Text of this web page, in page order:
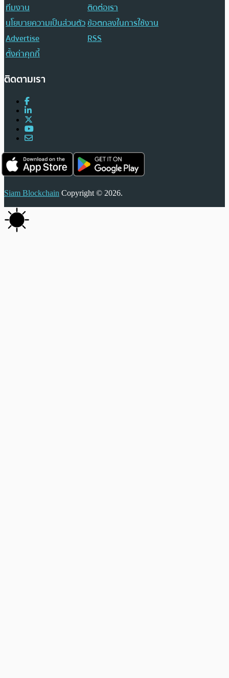
ทีมงาน
ติดต่อเรา
นโยบายความเป็นส่วนตัวข้อตกลงในการใช้งาน
Advertise
RSS
ตั้งค่าคุกกี้
ติดตามเรา
Siam Blockchain Copyright © 2026.